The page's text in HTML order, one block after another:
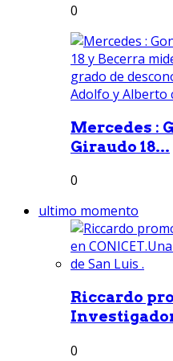
0
Mercedes :
Giraudo 18...
0
ultimo momento
Riccardo
0